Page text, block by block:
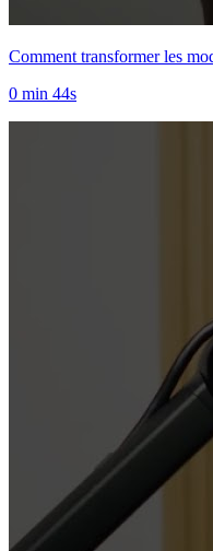
Comment transformer les
0 min 44s